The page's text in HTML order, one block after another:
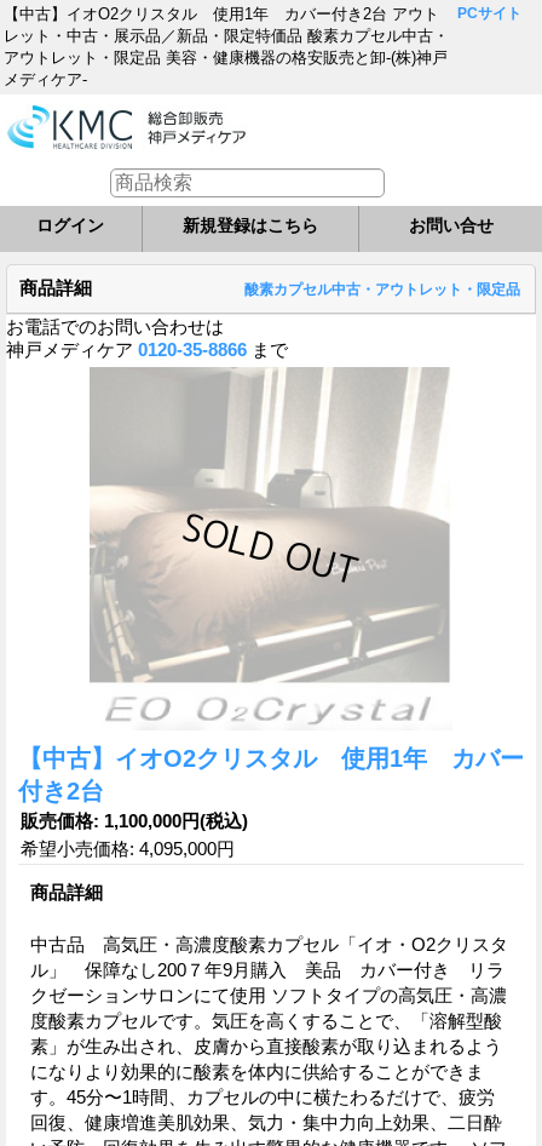
【中古】イオO2クリスタル 使用1年 カバー付き2台 アウト
レット・中古・展示品／新品・限定特価品 酸素カプセル中古・
アウトレット・限定品 美容・健康機器の格安販売と卸-(株)神戸
メディケア-
PCサイト
ログイン 新規登録はこちら お問い合せ
商品詳細 酸素カプセル中古・アウトレット・限定品
お電話でのお問い合わせは
神戸メディケア 0120-35-8866 まで
【中古】イオO2クリスタル 使用1年 カバー
付き2台
販売価格: 1,100,000円(税込)
希望小売価格: 4,095,000円
商品詳細
中古品 高気圧・高濃度酸素カプセル「イオ・O2クリスタ
ル」 保障なし200７年9月購入 美品 カバー付き リラ
クゼーションサロンにて使用 ソフトタイプの高気圧・高濃
度酸素カプセルです。気圧を高くすることで、「溶解型酸
素」が生み出され、皮膚から直接酸素が取り込まれるよう
になりより効果的に酸素を体内に供給することができま
す。45分〜1時間、カプセルの中に横たわるだけで、疲労
回復、健康増進美肌効果、気力・集中力向上効果、二日酔